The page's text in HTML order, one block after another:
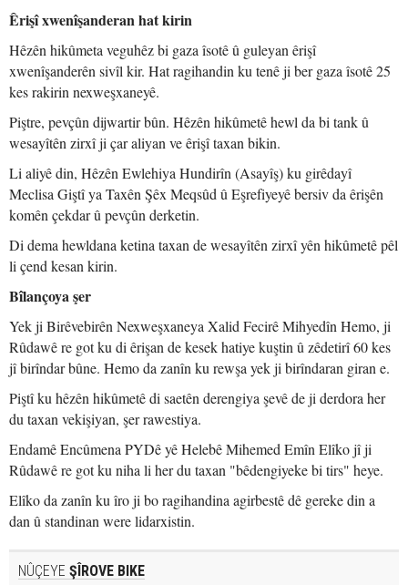
Êrişî xwenîşanderan hat kirin
Hêzên hikûmeta veguhêz bi gaza îsotê û guleyan êrişî
xwenîşanderên sivîl kir. Hat ragihandin ku tenê ji ber gaza îsotê 25
kes rakirin nexweşxaneyê.
Piştre, pevçûn dijwartir bûn. Hêzên hikûmetê hewl da bi tank û
wesayîtên zirxî ji çar aliyan ve êrişî taxan bikin.
Li aliyê din, Hêzên Ewlehiya Hundirîn (Asayîş) ku girêdayî
Meclisa Giştî ya Taxên Şêx Meqsûd û Eşrefiyeyê bersiv da êrişên
komên çekdar û pevçûn derketin.
Di dema hewldana ketina taxan de wesayîtên zirxî yên hikûmetê pêl
li çend kesan kirin.
Bîlançoya şer
Yek ji Birêvebirên Nexweşxaneya Xalid Fecirê Mihyedîn Hemo, ji
Rûdawê re got ku di êrişan de kesek hatiye kuştin û zêdetirî 60 kes
jî birîndar bûne. Hemo da zanîn ku rewşa yek ji birîndaran giran e.
Piştî ku hêzên hikûmetê di saetên derengiya şevê de ji derdora her
du taxan vekişiyan, şer rawestiya.
Endamê Encûmena PYDê yê Helebê Mihemed Emîn Elîko jî ji
Rûdawê re got ku niha li her du taxan "bêdengiyeke bi tirs" heye.
Elîko da zanîn ku îro ji bo ragihandina agirbestê dê gereke din a
dan û standinan were lidarxistin.
NÛÇEYE ŞÎROVE BIKE